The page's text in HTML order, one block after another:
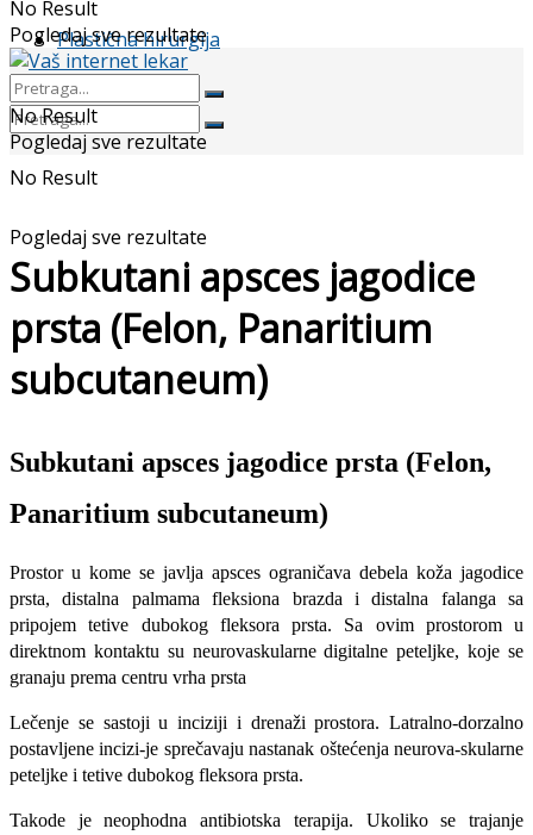
Plastična hirurgija
No Result
Pogledaj sve rezultate
No Result
Pogledaj sve rezultate
No Result
Pogledaj sve rezultate
Subkutani apsces jagodice
prsta (Felon, Panaritium
subcutaneum)
Subkutani apsces jagodice prsta (Felon,
Panaritium subcutaneum)
Prostor u kome se javlja apsces ograniča­va debela koža jagodice
prsta, distalna pal­mama fleksiona brazda i distalna falanga sa
pripojem tetive dubokog fleksora prsta. Sa ovim prostorom u
direktnom kontaktu su neurovaskularne digitalne peteljke, koje se
granaju prema centru vrha prsta
Lečenje se sastoji u inciziji i drenaži pro­stora. Latralno-dorzalno
postavljene incizi-je sprečavaju nastanak oštećenja neurova-skularne
peteljke i tetive dubokog fleksora prsta.
Takode je neophodna antibiotska te­rapija. Ukoliko se trajanje